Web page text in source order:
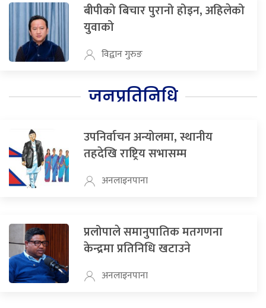
बीपीको बिचार पुरानो होइन, अहिलेको
युवाको
विद्वान गुरुङ
जनप्रतिनिधि
उपनिर्वाचन अन्योलमा, स्थानीय
तहदेखि राष्ट्रिय सभासम्म
अनलाइनपाना
प्रलोपाले समानुपातिक मतगणना
केन्द्रमा प्रतिनिधि खटाउने
अनलाइनपाना